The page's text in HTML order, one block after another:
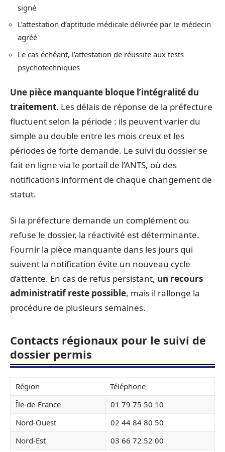
signé
L’attestation d’aptitude médicale délivrée par le médecin
agréé
Le cas échéant, l’attestation de réussite aux tests
psychotechniques
Une pièce manquante bloque l’intégralité du
traitement. Les délais de réponse de la préfecture
fluctuent selon la période : ils peuvent varier du
simple au double entre les mois creux et les
périodes de forte demande. Le suivi du dossier se
fait en ligne via le portail de l’ANTS, où des
notifications informent de chaque changement de
statut.
Si la préfecture demande un complément ou
refuse le dossier, la réactivité est déterminante.
Fournir la pièce manquante dans les jours qui
suivent la notification évite un nouveau cycle
d’attente. En cas de refus persistant, un recours
administratif reste possible, mais il rallonge la
procédure de plusieurs semaines.
Contacts régionaux pour le suivi de
dossier permis
Région
Téléphone
Île-de-France
01 79 75 50 10
Nord-Ouest
02 44 84 80 50
Nord-Est
03 66 72 52 00